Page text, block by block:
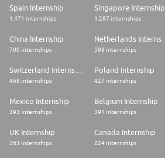
Spain Internship
1.471 internships
Singapore Internship
1.287 internships
China Internship
700 internships 598 internships
468 internships
Poland Internship
427 internships
Mexico Internship
393 internships
Belgium Internship
391 internships
UK Internship
263 internships
Canada Internship
224 internships